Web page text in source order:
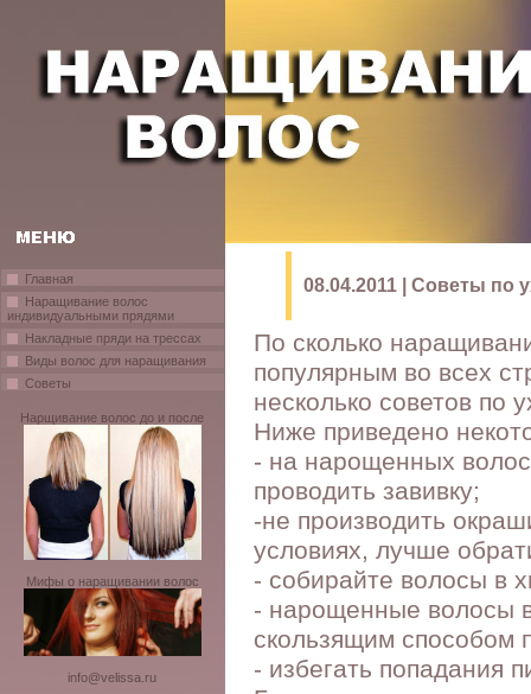
Главная
Наращивание волос
индивидуальными прядями
Накладные пряди на трессах
Виды волос для наращивания
Советы
Нарщивание волос до и после
Мифы о наращивании волос
info@velissa.ru
08.04.2011 | Советы по
По сколько
популярным во всех
несколько советов по
Ниже приведено
- на нарощенных
проводить завивку;
-не производить
условиях, лучше
- собирайте волосы в
- нарощенные волосы
скользящим способом
- избегать попадания